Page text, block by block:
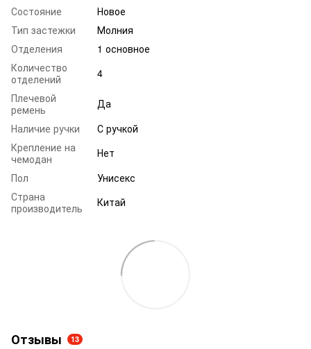
Состояние
Новое
Тип застежки
Молния
Отделения
1 основное
Количество
отделений
4
Плечевой
ремень
Да
Наличие ручки
С ручкой
Крепление на
чемодан
Нет
Пол
Унисекс
Страна
производитель
Китай
Отзывы 13